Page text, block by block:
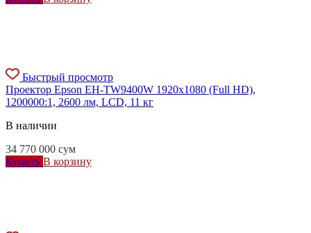
Быстрый просмотр
Проектор Epson EH-TW9400W 1920x1080 (Full HD),
1200000:1, 2600 лм, LCD, 11 кг
В наличии
34 770 000 сум
Купить В корзину